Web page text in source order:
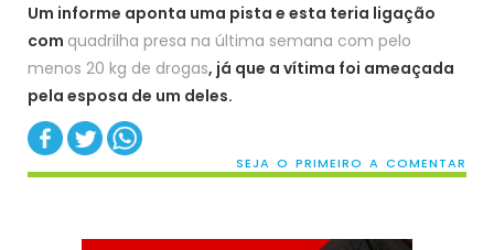
Um informe aponta uma pista e esta teria ligação
com quadrilha presa na última semana com pelo
menos 20 kg de drogas, já que a vítima foi ameaçada
pela esposa de um deles.
SEJA O PRIMEIRO A COMENTAR